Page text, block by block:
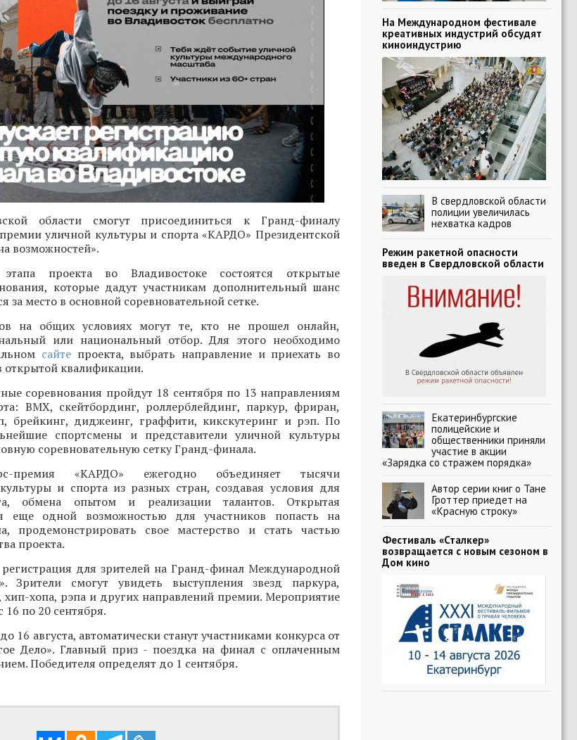
области смогут присоединиться к Гранд-финалу
уличной культуры и спорта «КАРДО» Президентской
возможностей».
проекта во Владивостоке состоятся открытые
которые дадут участникам дополнительный шанс
за место в основной соревновательной сетке.
на общих условиях могут те, кто не прошел онлайн,
или национальный отбор. Для этого необходимо
сайтепроекта, выбрать направление и приехать во
открытой квалификации.
соревнования пройдут 18 сентября по 13 направлениям
BMX, скейтбординг, роллерблейдинг, паркур, фриран,
брейкинг, диджеинг, граффити, кикскутеринг и рэп. По
спортсмены и представители уличной культуры
соревновательную сетку Гранд-финала.
премия «КАРДО» ежегодно объединяет тысячи
и спорта из разных стран, создавая условия для
обмена опытом и реализации талантов. Открытая
еще одной возможностью для участников попасть на
продемонстрировать свое мастерство и стать частью
проекта.
для зрителей на Гранд-финал Международной
Зрители смогут увидеть выступления звезд паркура,
хип-хопа, рэпа и других направлений премии. Мероприятие
16 по 20 сентября.
16 августа, автоматически станут участниками конкурса от
Дело». Главный приз - поездка на финал с оплаченным
Победителя определят до 1 сентября.
На Международном фестивале
креативных индустрий обсудят
киноиндустрию
В свердловской области
полиции увеличилась
нехватка кадров
Режим ракетной опасности
введен в Свердловской области
Екатеринбургские
полицейские и
общественники приняли
участие в акции
«Зарядка со стражем порядка»
Автор серии книг о Тане
Гроттер приедет на
«Красную строку»
Фестиваль «Сталкер»
возвращается с новым сезоном в
Дом кино